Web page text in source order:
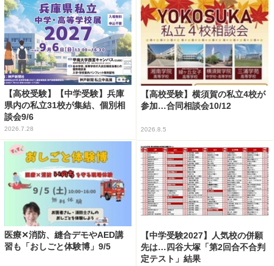
【高校受験】【中学受験】兵庫
県内の私立31校が集結、個別相
談会9/6
2026.7.28
【高校受験】横須賀の私立4校が
参加…合同相談会10/12
2026.8.5
医療✕消防、縫合デモやAED講
習も「おしごと体験博」9/5
【中学受験2027】人気校の併願
先は…四谷大塚「第2回合不合判
定テスト」結果